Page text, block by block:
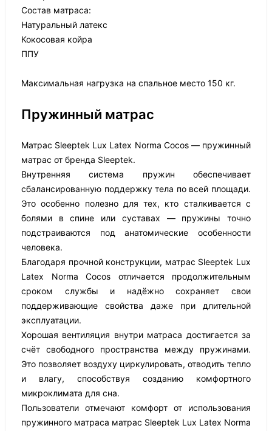
Состав матраса:
Натуральный латекс
Кокосовая койра
ППУ
Максимальная нагрузка на спальное место 150 кг.
Пружинный матрас
Матрас Sleeptek Lux Latex Norma Cocos — пружинный
матрас от бренда Sleeptek.
Внутренняя система пружин обеспечивает
сбалансированную поддержку тела по всей площади.
Это особенно полезно для тех, кто сталкивается с
болями в спине или суставах — пружины точно
подстраиваются под анатомические особенности
человека.
Благодаря прочной конструкции, матрас Sleeptek Lux
Latex Norma Cocos отличается продолжительным
сроком службы и надёжно сохраняет свои
поддерживающие свойства даже при длительной
эксплуатации.
Хорошая вентиляция внутри матраса достигается за
счёт свободного пространства между пружинами.
Это позволяет воздуху циркулировать, отводить тепло
и влагу, способствуя созданию комфортного
микроклимата для сна.
Пользователи отмечают комфорт от использования
пружинного матраса матрас Sleeptek Lux Latex Norma